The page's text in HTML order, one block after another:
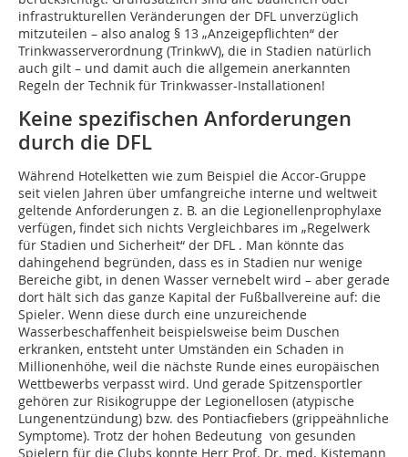
infrastrukturellen Veränderungen der DFL unverzüglich
mitzuteilen – also analog § 13 „Anzeigepflichten“ der
Trinkwasserverordnung (TrinkwV), die in Stadien natürlich
auch gilt – und damit auch die allgemein anerkannten
Regeln der Technik für Trinkwasser-Installationen!
Keine spezifischen Anforderungen
durch die DFL
Während Hotelketten wie zum Beispiel die Accor-Gruppe
seit vielen Jahren über umfangreiche interne und weltweit
geltende Anforderungen z. B. an die Legionellenprophylaxe
verfügen, findet sich nichts Vergleichbares im „Regelwerk
für Stadien und Sicherheit“ der DFL . Man könnte das
dahingehend begründen, dass es in Stadien nur wenige
Bereiche gibt, in denen Wasser vernebelt wird – aber gerade
dort hält sich das ganze Kapital der Fußballvereine auf: die
Spieler. Wenn diese durch eine unzureichende
Wasserbeschaffenheit beispielsweise beim Duschen
erkranken, entsteht unter Umständen ein Schaden in
Millionenhöhe, weil die nächste Runde eines europäischen
Wettbewerbs verpasst wird. Und gerade Spitzensportler
gehören zur Risikogruppe der Legionellosen (atypische
Lungenentzündung) bzw. des Pontiacfiebers (grippeähnliche
Symptome). Trotz der hohen Bedeutung von gesunden
Spielern für die Clubs konnte Herr Prof. Dr. med. Kistemann